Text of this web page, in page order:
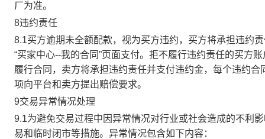
厂为准。
8违约责任
8.1买方逾期未全额配款，视为买方违约，买方将承担违约
“买家中心--我的合同”页面支付。拒不履行违约责任的买方
履行合同，卖方将承担违约责任并支付违约金，每个违约
项向平台和卖方提出赔偿要求。
9交易异常情况处理
9.1为避免交易过程中因异常情况对行业或社会造成的不利
易和临时闭市等措施。异常情况包含如下内容：